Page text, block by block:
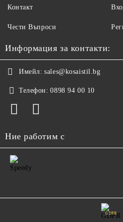
Контакт
Чести Въпроси
Информация за контакти:
Имейл: sales@kosaistil.bg
Телефон: 0898 94 00 10
Ние работим с
GDPR